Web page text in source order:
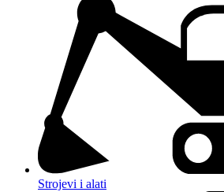
Strojevi i alati